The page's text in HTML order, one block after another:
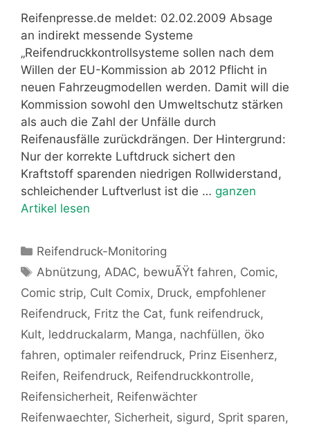
Reifenpresse.de meldet: 02.02.2009 Absage
an indirekt messende Systeme
„Reifendruckkontrollsysteme sollen nach dem
Willen der EU-Kommission ab 2012 Pflicht in
neuen Fahrzeugmodellen werden. Damit will die
Kommission sowohl den Umweltschutz stärken
als auch die Zahl der Unfälle durch
Reifenausfälle zurückdrängen. Der Hintergrund:
Nur der korrekte Luftdruck sichert den
Kraftstoff sparenden niedrigen Rollwiderstand,
schleichender Luftverlust ist die … ganzen
Artikel lesen
Kategorien
Reifendruck-Monitoring
Schlagwörter
Abnützung,ADAC, bewuÃŸt fahren, Comic,
Comic strip, Cult Comix, Druck, empfohlener
Reifendruck, Fritz the Cat, funk reifendruck,
Kult, leddruckalarm, Manga, nachfüllen, öko
fahren, optimaler reifendruck, Prinz Eisenherz,
Reifen, Reifendruck, Reifendruckkontrolle,
Reifensicherheit, Reifenwächter
Reifenwaechter, Sicherheit, sigurd, Sprit sparen,